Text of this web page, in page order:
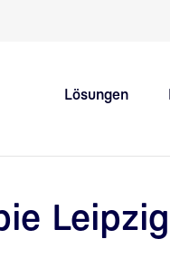
Lösungen
Support